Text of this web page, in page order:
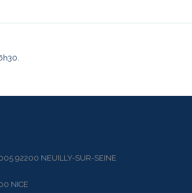
92200 NEUILLY-SUR-SEINE
NICE